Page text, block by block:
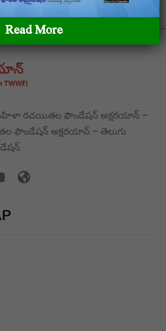
రచయితల ఫౌండేషన్ అక్షరయాన్ –
ఫౌండేషన్ అక్షరయాన్ – తెలుగు
Read More